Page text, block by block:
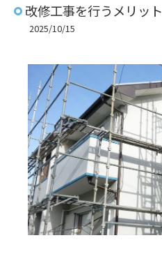
改修工事を行うメリット
2025/10/15